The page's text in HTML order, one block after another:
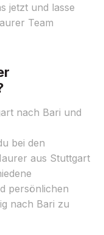
jetzt und lasse
Team
nach Bari und
bei den
aus Stuttgart
persönlichen
nach Bari zu